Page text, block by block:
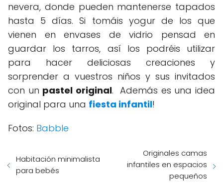
nevera, donde pueden mantenerse tapados
hasta 5 días. Si tomáis yogur de los que
vienen en envases de vidrio pensad en
guardar los tarros, así los podréis utilizar
para hacer deliciosas creaciones y
sorprender a vuestros niños y sus invitados
con un pastel original. Además es una idea
original para una fiesta infantil!
Fotos: Babble
Habitación minimalista
para bebés
Originales camas
infantiles en espacios
pequeños